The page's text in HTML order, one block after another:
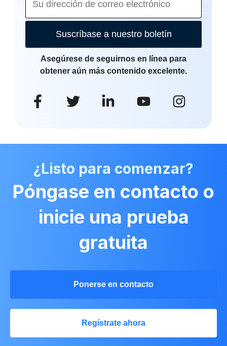
Suscríbase a nuestro boletín
Asegúrese de seguirnos en línea para
obtener aún más contenido excelente.
¿Listo para comenzar?
Póngase en contacto o
inicie una prueba
gratuita
Ponerse en contacto
Regístrate ahora